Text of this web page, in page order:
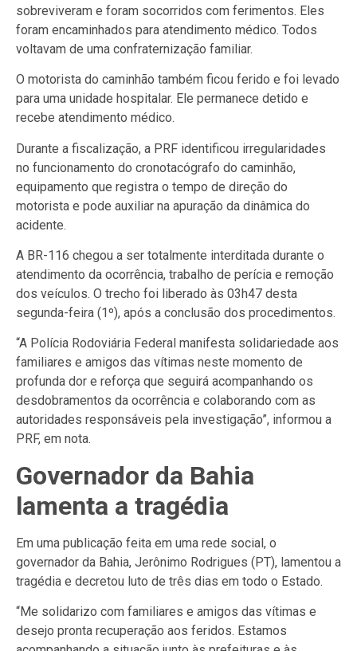
sobreviveram e foram socorridos com ferimentos. Eles
foram encaminhados para atendimento médico. Todos
voltavam de uma confraternização familiar.
O motorista do caminhão também ficou ferido e foi levado
para uma unidade hospitalar. Ele permanece detido e
recebe atendimento médico.
Durante a fiscalização, a PRF identificou irregularidades
no funcionamento do cronotacógrafo do caminhão,
equipamento que registra o tempo de direção do
motorista e pode auxiliar na apuração da dinâmica do
acidente.
A BR-116 chegou a ser totalmente interditada durante o
atendimento da ocorrência, trabalho de perícia e remoção
dos veículos. O trecho foi liberado às 03h47 desta
segunda-feira (1º), após a conclusão dos procedimentos.
“A Polícia Rodoviária Federal manifesta solidariedade aos
familiares e amigos das vítimas neste momento de
profunda dor e reforça que seguirá acompanhando os
desdobramentos da ocorrência e colaborando com as
autoridades responsáveis pela investigação”, informou a
PRF, em nota.
Governador da Bahia
lamenta a tragédia
Em uma publicação feita em uma rede social, o
governador da Bahia, Jerônimo Rodrigues (PT), lamentou a
tragédia e decretou luto de três dias em todo o Estado.
“Me solidarizo com familiares e amigos das vítimas e
desejo pronta recuperação aos feridos. Estamos